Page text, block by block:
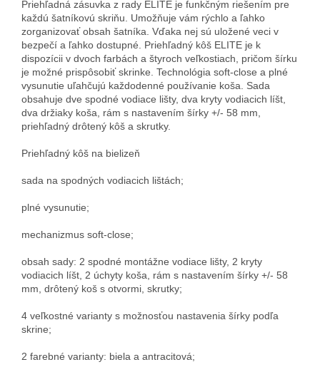
Priehľadná zásuvka z rady ELITE je funkčným riešením pre
každú šatníkovú skriňu. Umožňuje vám rýchlo a ľahko
zorganizovať obsah šatníka. Vďaka nej sú uložené veci v
bezpečí a ľahko dostupné. Priehľadný kôš ELITE je k
dispozícii v dvoch farbách a štyroch veľkostiach, pričom šírku
je možné prispôsobiť skrinke. Technológia soft-close a plné
vysunutie uľahčujú každodenné používanie koša. Sada
obsahuje dve spodné vodiace lišty, dva kryty vodiacich líšt,
dva držiaky koša, rám s nastavením šírky +/- 58 mm,
priehľadný drôtený kôš a skrutky.
Priehľadný kôš na bielizeň
sada na spodných vodiacich lištách;
plné vysunutie;
mechanizmus soft-close;
obsah sady: 2 spodné montážne vodiace lišty, 2 kryty
vodiacich líšt, 2 úchyty koša, rám s nastavením šírky +/- 58
mm, drôtený koš s otvormi, skrutky;
4 veľkostné varianty s možnosťou nastavenia šírky podľa
skrine;
2 farebné varianty: biela a antracitová;